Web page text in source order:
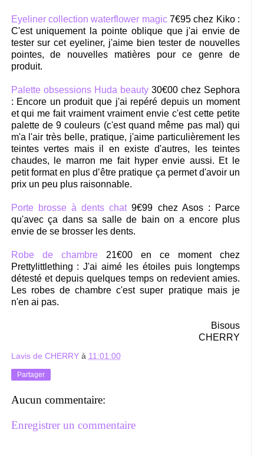
Eyeliner collection waterflower magic7€95 chez Kiko :
C'est uniquement la pointe oblique que j'ai envie de
tester sur cet eyeliner, j'aime bien tester de nouvelles
pointes, de nouvelles matières pour ce genre de
produit.
Palette obsessions Huda beauty30€00 chez Sephora
: Encore un produit que j'ai repéré depuis un moment
et qui me fait vraiment vraiment envie c'est cette petite
palette de 9 couleurs (c'est quand même pas mal) qui
m'a l'air très belle, pratique, j'aime particulièrement les
teintes vertes mais il en existe d'autres, les teintes
chaudes, le marron me fait hyper envie aussi. Et le
petit format en plus d’être pratique ça permet d'avoir un
prix un peu plus raisonnable.
Porte brosse à dents chat9€99 chez Asos : Parce
qu'avec ça dans sa salle de bain on a encore plus
envie de se brosser les dents.
Robe de chambre21€00 en ce moment chez
Prettylittlething : J'ai aimé les étoiles puis longtemps
détesté et depuis quelques temps on redevient amies.
Les robes de chambre c'est super pratique mais je
n'en ai pas.
Bisous
CHERRY
Lavis de CHERRY à 11:01:00
Partager
Aucun commentaire:
Enregistrer un commentaire